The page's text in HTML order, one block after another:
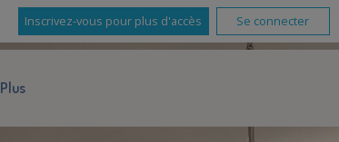
Inscrivez-vous pour plus d'accès Se connecter
Plus